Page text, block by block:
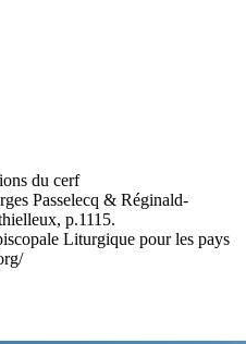
du cerf
Passelecq & Réginald-
p.1115.
Liturgique pour les pays